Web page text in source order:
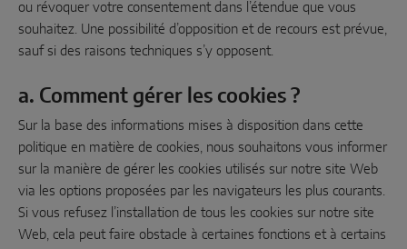
ou révoquer votre consentement dans l’étendue que vous
souhaitez. Une possibilité d’opposition et de recours est prévue,
sauf si des raisons techniques s’y opposent.
a. Comment gérer les cookies ?
Sur la base des informations mises à disposition dans cette
politique en matière de cookies, nous souhaitons vous informer
sur la manière de gérer les cookies utilisés sur notre site Web
via les options proposées par les navigateurs les plus courants.
Si vous refusez l’installation de tous les cookies sur notre site
Web, cela peut faire obstacle à certaines fonctions et à certains